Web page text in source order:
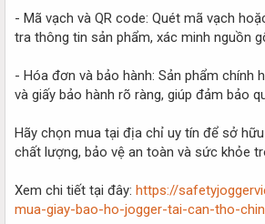
- Mã vạch và QR code: Quét mã vạch
tra thông tin sản phẩm, xác minh nguồn
- Hóa đơn và bảo hành: Sản phẩm chính
và giấy bảo hành rõ ràng, giúp đảm bảo
Hãy chọn mua tại địa chỉ uy tín để sở
chất lượng, bảo vệ an toàn và sức khỏe
Xem chi tiết tại đây: https://
mua-giay-bao-ho-jogger-tai-can-tho-